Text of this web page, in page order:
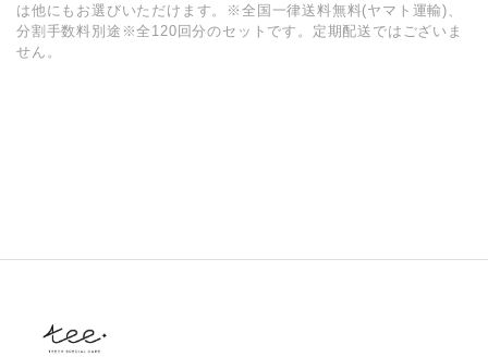
は他にもお選びいただけます。※全国一律送料無料(ヤマト運輸)、
分割手数料別途※全120回分のセットです。定期配送ではございま
せん。